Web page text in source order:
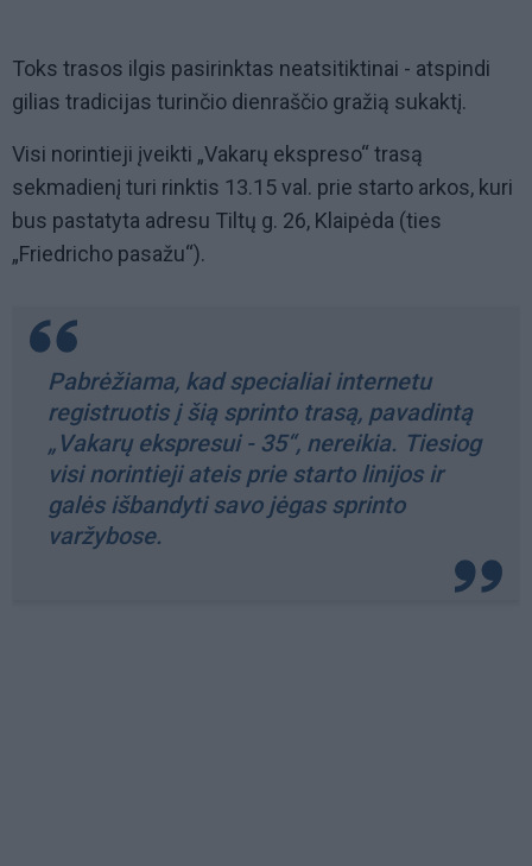
Toks trasos ilgis pasirinktas neatsitiktinai - atspindi
gilias tradicijas turinčio dienraščio gražią sukaktį.
Visi norintieji įveikti „Vakarų ekspreso“ trasą
sekmadienį turi rinktis 13.15 val. prie starto arkos, kuri
bus pastatyta adresu Tiltų g. 26, Klaipėda (ties
„Friedricho pasažu“).
Pabrėžiama, kad specialiai internetu
registruotis į šią sprinto trasą, pavadintą
„Vakarų ekspresui - 35“, nereikia. Tiesiog
visi norintieji ateis prie starto linijos ir
galės išbandyti savo jėgas sprinto
varžybose.